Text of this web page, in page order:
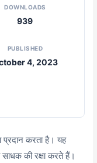
DOWNLOADS
939
PUBLISHED
4, 2023
प्रदान करता है। यह
साधक की रक्षा करते हैं।